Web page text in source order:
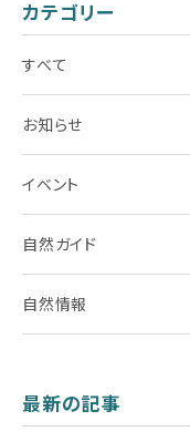
カテゴリー
すべて
お知らせ
イベント
自然ガイド
自然情報
最新の記事